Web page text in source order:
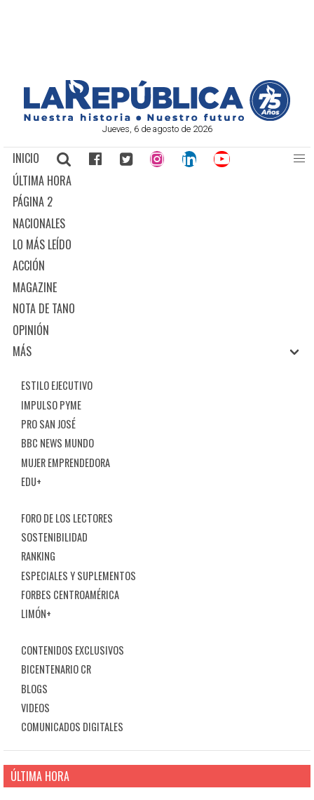
Jueves, 6 de agosto de 2026
INICIO
ÚLTIMA HORA
PÁGINA 2
NACIONALES
LO MÁS LEÍDO
ACCIÓN
MAGAZINE
NOTA DE TANO
OPINIÓN
MÁS
ESTILO EJECUTIVO
IMPULSO PYME
PRO SAN JOSÉ
BBC NEWS MUNDO
MUJER EMPRENDEDORA
EDU+
FORO DE LOS LECTORES
SOSTENIBILIDAD
RANKING
ESPECIALES Y SUPLEMENTOS
FORBES CENTROAMÉRICA
LIMÓN+
CONTENIDOS EXCLUSIVOS
BICENTENARIO CR
BLOGS
VIDEOS
COMUNICADOS DIGITALES
ÚLTIMA HORA